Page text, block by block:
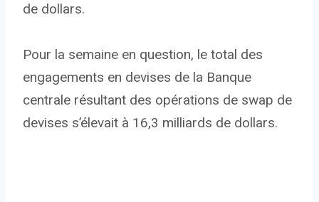
de dollars.
Pour la semaine en question, le total des
engagements en devises de la Banque
centrale résultant des opérations de swap de
devises s’élevait à 16,3 milliards de dollars.